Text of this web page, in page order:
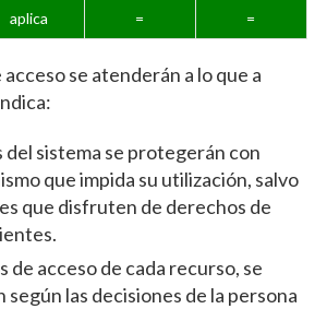
aplica = =
se atenderán a lo que a
del sistema se protegerán con
que impida su utilización, salvo
que disfruten de derechos de
de acceso de cada recurso, se
según las decisiones de la persona